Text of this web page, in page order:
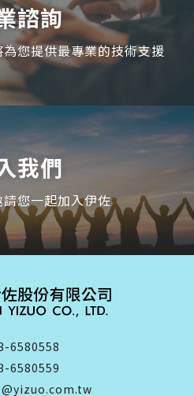
諮詢
您提供最專業的技術支援
我們
您一起加入伊佐
6580558
6580559